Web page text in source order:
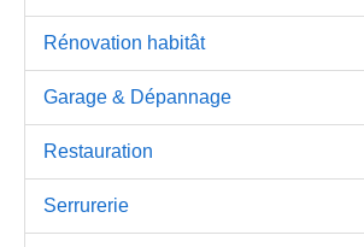
Rénovation habitât
Garage & Dépannage
Restauration
Serrurerie